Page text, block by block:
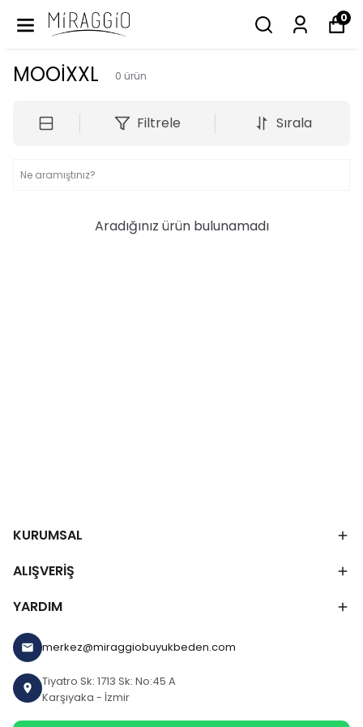
0
MOOİXXL 0 ürün
Filtrele Sırala
Aradığınız ürün bulunamadı
KURUMSAL
ALIŞVERİŞ
YARDIM
merkez@miraggiobuyukbeden.com
Tiyatro Sk: 1713 Sk: No:45 A
Karşıyaka - İzmir